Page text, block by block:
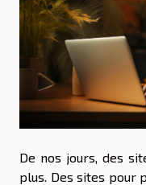
De nos jours, des
plus. Des sites pour